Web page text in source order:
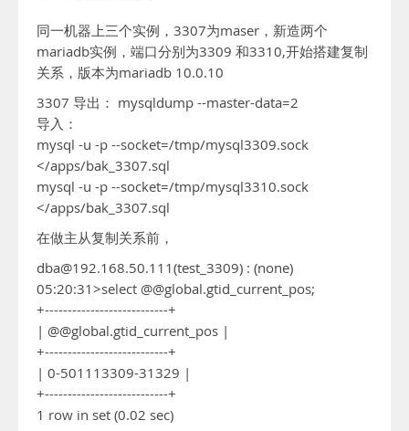
同一机器上三个实例，3307为maser，新造两个
mariadb实例，端口分别为3309 和3310,开始搭建复制
关系，版本为mariadb 10.0.10
3307 导出： mysqldump --master-data=2
导入：
mysql -u -p --socket=/tmp/mysql3309.sock
</apps/bak_3307.sql
mysql -u -p --socket=/tmp/mysql3310.sock
</apps/bak_3307.sql
在做主从复制关系前，
dba@192.168.50.111(test_3309) : (none)
05:20:31>select @@global.gtid_current_pos;
+---------------------------+
| @@global.gtid_current_pos |
+---------------------------+
| 0-501113309-31329 |
+---------------------------+
1 row in set (0.02 sec)